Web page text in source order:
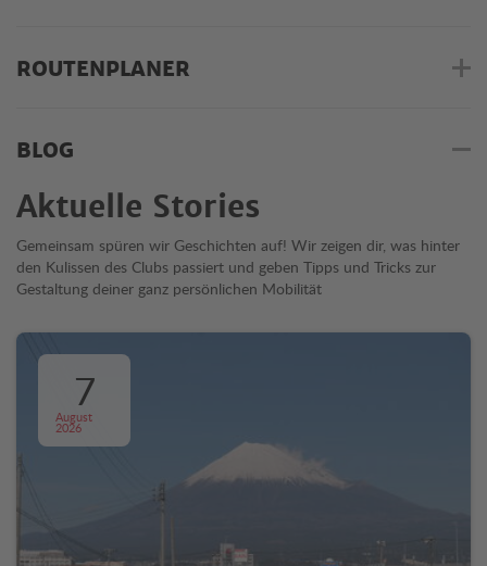
ROUTENPLANER
BLOG
Aktuelle Stories
Gemeinsam spüren wir Geschichten auf! Wir zeigen dir, was hinter
den Kulissen des Clubs passiert und geben Tipps und Tricks zur
Gestaltung deiner ganz persönlichen Mobilität
7
August
2026